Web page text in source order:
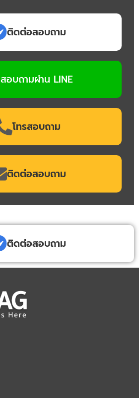
ติดต่อสอบถาม
สอบถามผ่าน LINE
โทรสอบถาม
ติดต่อสอบถาม
ติดต่อสอบถาม